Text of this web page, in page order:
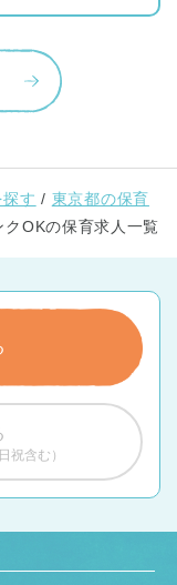
す
東京都の保育
OKの保育求人一覧
祝含む）